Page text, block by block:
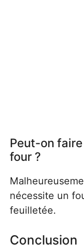
Peut-on
four ?
nécessite un
feuilletée.
Conclusion